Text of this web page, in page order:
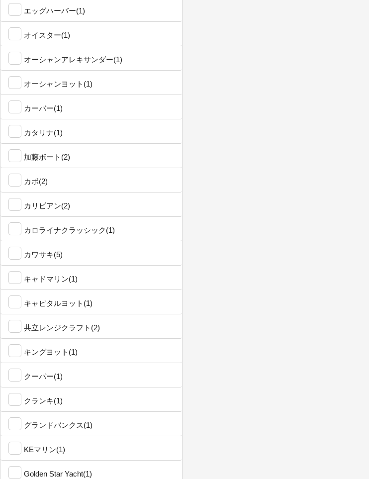
エッグハーバー(1)
オイスター(1)
オーシャンアレキサンダー(1)
オーシャンヨット(1)
カーバー(1)
カタリナ(1)
加藤ボート(2)
カボ(2)
カリビアン(2)
カロライナクラッシック(1)
カワサキ(5)
キャドマリン(1)
キャピタルヨット(1)
共立レンジクラフト(2)
キングヨット(1)
クーパー(1)
クランキ(1)
グランドバンクス(1)
KEマリン(1)
Golden Star Yacht(1)